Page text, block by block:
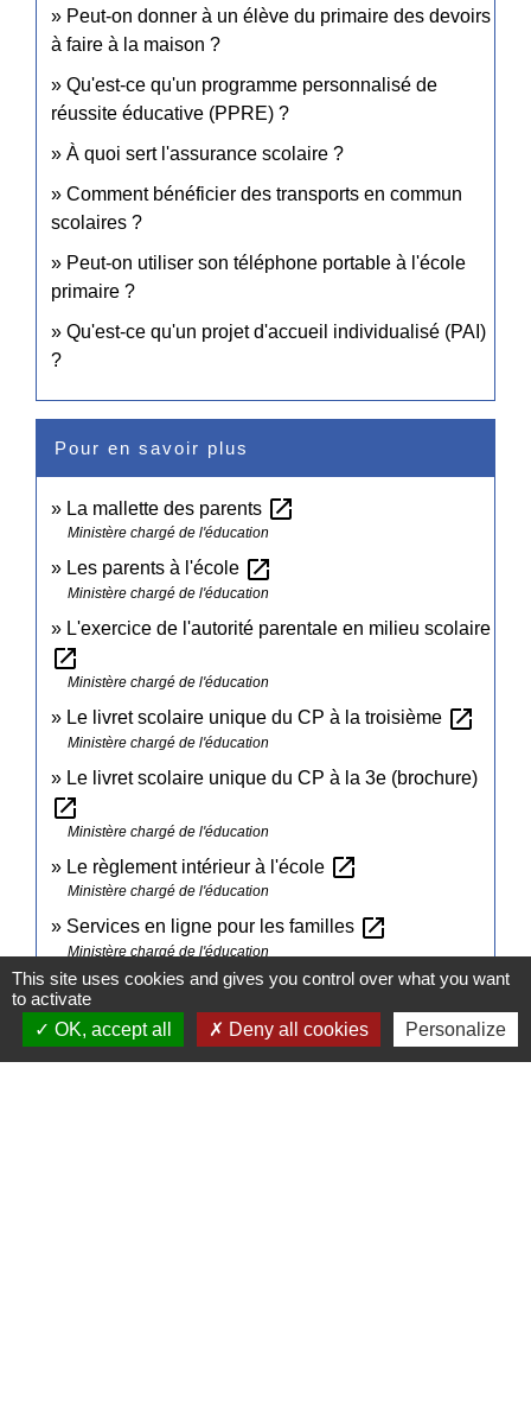
Peut-on donner à un élève du primaire des devoirs
à faire à la maison ?
Qu'est-ce qu'un programme personnalisé de
réussite éducative (PPRE) ?
À quoi sert l'assurance scolaire ?
Comment bénéficier des transports en commun
scolaires ?
Peut-on utiliser son téléphone portable à l'école
primaire ?
Qu'est-ce qu'un projet d'accueil individualisé (PAI)
?
Pour en savoir plus
La mallette des parents open_in_new
Ministère chargé de l'éducation
Les parents à l'école open_in_new
Ministère chargé de l'éducation
L'exercice de l'autorité parentale en milieu scolaire
open_in_new
Ministère chargé de l'éducation
Le livret scolaire unique du CP à la troisième open_in_new
Ministère chargé de l'éducation
Le livret scolaire unique du CP à la 3e (brochure)
open_in_new
Ministère chargé de l'éducation
Le règlement intérieur à l'école open_in_new
Ministère chargé de l'éducation
Services en ligne pour les familles open_in_new
Ministère chargé de l'éducation
Signaler une erreur sur cette page
This site uses cookies and gives you control over what you want
to activate
OK, accept all
Deny all cookies Personalize